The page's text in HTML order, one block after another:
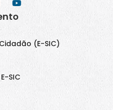
(E-SIC)
SIC